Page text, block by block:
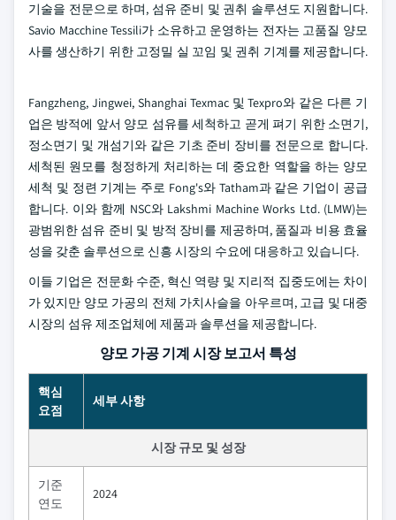
기술을 전문으로 하며, 섬유 준비 및 권취 솔루션도 지원합니다.
Savio Macchine Tessili가 소유하고 운영하는 전자는 고품질 양모
사를 생산하기 위한 고정밀 실 꼬임 및 권취 기계를 제공합니다.
Fangzheng, Jingwei, Shanghai Texmac 및 Texpro와 같은 다른 기
업은 방적에 앞서 양모 섬유를 세척하고 곧게 펴기 위한 소면기,
정소면기 및 개섬기와 같은 기초 준비 장비를 전문으로 합니다.
세척된 원모를 청정하게 처리하는 데 중요한 역할을 하는 양모
세척 및 정련 기계는 주로 Fong's와 Tatham과 같은 기업이 공급
합니다. 이와 함께 NSC와 Lakshmi Machine Works Ltd. (LMW)는
광범위한 섬유 준비 및 방적 장비를 제공하며, 품질과 비용 효율
성을 갖춘 솔루션으로 신흥 시장의 수요에 대응하고 있습니다.
이들 기업은 전문화 수준, 혁신 역량 및 지리적 집중도에는 차이
가 있지만 양모 가공의 전체 가치사슬을 아우르며, 고급 및 대중
시장의 섬유 제조업체에 제품과 솔루션을 제공합니다.
양모 가공 기계 시장 보고서 특성
핵심
요점
세부 사항
시장 규모 및 성장
기준
연도
2024